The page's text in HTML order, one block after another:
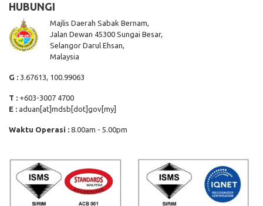
HUBUNGI
Majlis Daerah Sabak Bernam,
Jalan Dewan 45300 Sungai Besar,
Selangor Darul Ehsan,
Malaysia
G : 3.67613, 100.99063
T : +603-3007 4700
E : aduan[at]mdsb[dot]gov[my]
Waktu Operasi : 8.00am - 5.00pm